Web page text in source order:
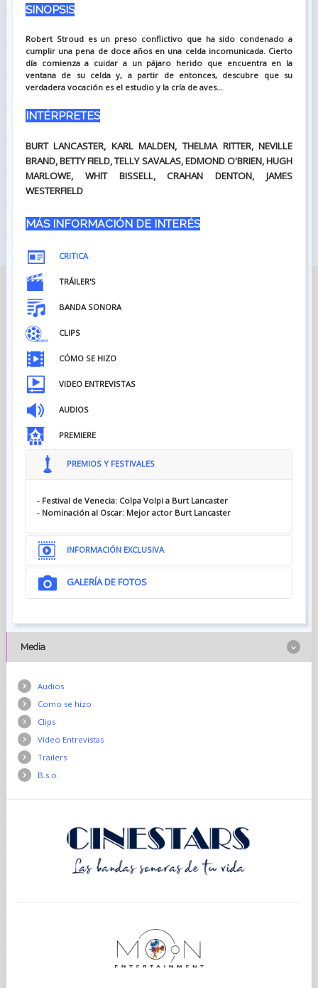
SINOPSIS
Robert Stroud es un preso conflictivo que ha sido condenado a
cumplir una pena de doce años en una celda incomunicada. Cierto
día comienza a cuidar a un pájaro herido que encuentra en la
ventana de su celda y, a partir de entonces, descubre que su
verdadera vocación es el estudio y la cría de aves...
INTÉRPRETES
BURT LANCASTER, KARL MALDEN, THELMA RITTER, NEVILLE
BRAND, BETTY FIELD, TELLY SAVALAS, EDMOND O'BRIEN, HUGH
MARLOWE, WHIT BISSELL, CRAHAN DENTON, JAMES
WESTERFIELD
MÁS INFORMACIÓN DE INTERÉS
CRITICA
TRÁILER'S
BANDA SONORA
CLIPS
CÓMO SE HIZO
VIDEO ENTREVISTAS
AUDIOS
PREMIERE
PREMIOS Y FESTIVALES
- Festival de Venecia: Colpa Volpi a Burt Lancaster
- Nominación al Oscar: Mejor actor Burt Lancaster
INFORMACIÓN EXCLUSIVA
GALERÍA DE FOTOS
Media
Audios
Como se hizo
Clips
Vídeo Entrevistas
Trailers
B.s.o.